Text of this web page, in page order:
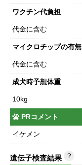
ワクチン代負担
代金に含む
マイクロチップの有無
代金に含む
成犬時予想体重
10kg
PRコメント
イケメン
遺伝子検査結果 ？